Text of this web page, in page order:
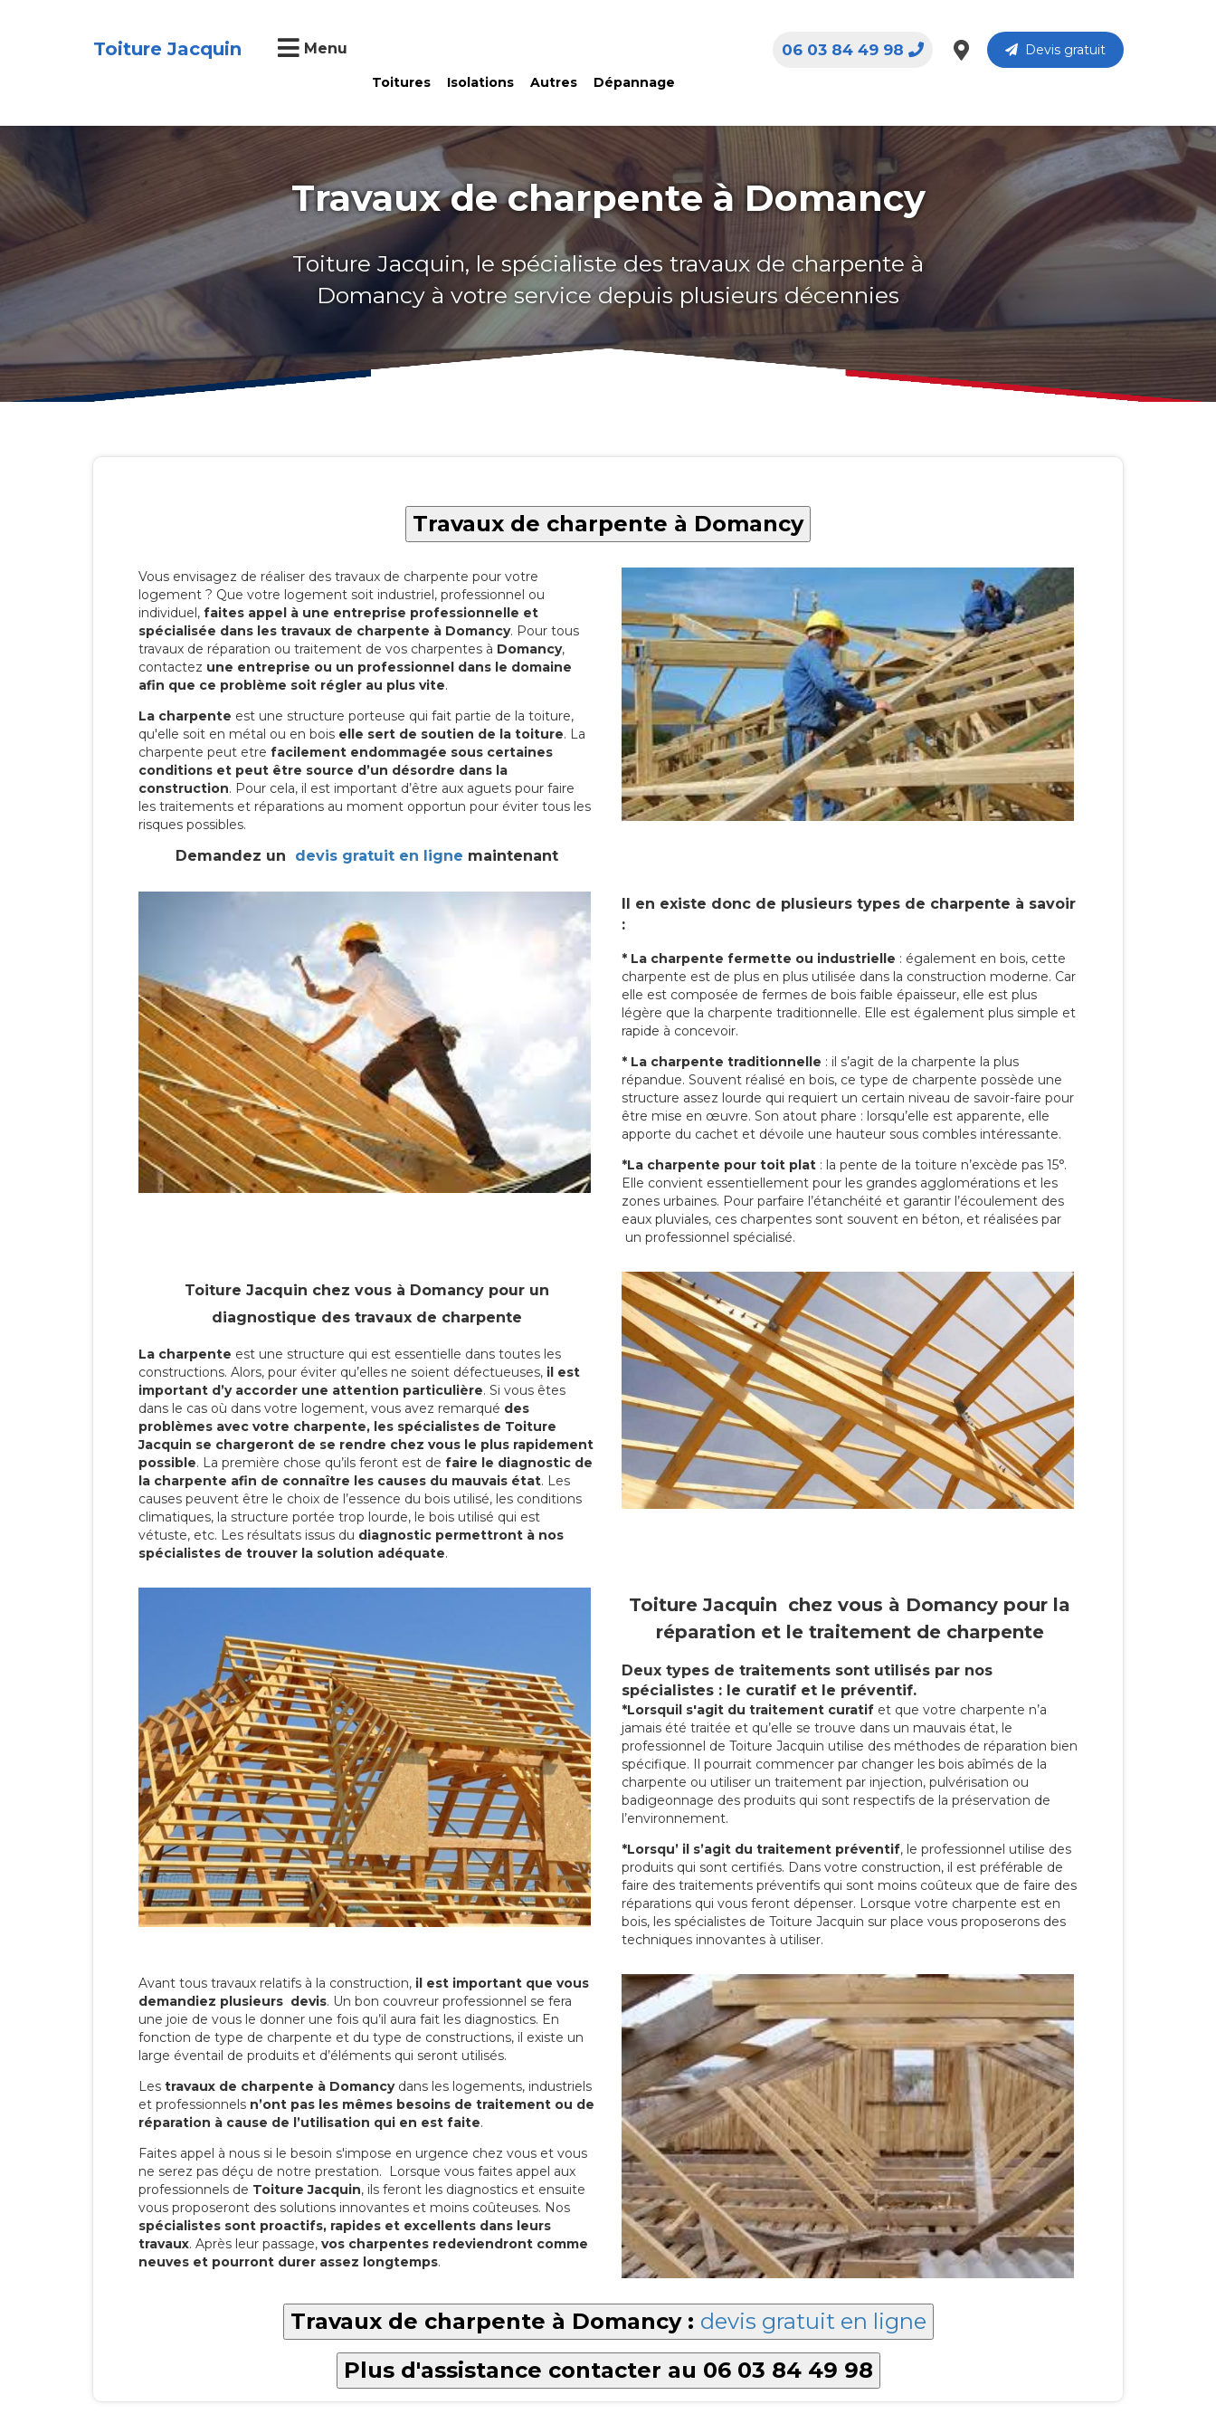
Toiture Jacquin Menu
Toitures Isolations Autres Dépannage
Devis gratuit
06 03 84 49 98
Travaux de charpente à Domancy
Toiture Jacquin, le spécialiste des travaux de charpente à
Domancy à votre service depuis plusieurs décennies
Travaux de charpente à Domancy
Vous envisagez de réaliser des travaux de charpente pour votre
logement ? Que votre logement soit industriel, professionnel ou
individuel, faites appel à une entreprise professionnelle et
spécialisée dans les travaux de charpente à Domancy. Pour tous
travaux de réparation ou traitement de vos charpentes à Domancy,
contactez une entreprise ou un professionnel dans le domaine
afin que ce problème soit régler au plus vite.
La charpente est une structure porteuse qui fait partie de la toiture,
qu'elle soit en métal ou en bois elle sert de soutien de la toiture. La
charpente peut etre facilement endommagée sous certaines
conditions et peut être source d’un désordre dans la
construction. Pour cela, il est important d’être aux aguets pour faire
les traitements et réparations au moment opportun pour éviter tous les
risques possibles.
Demandez un devis gratuit en ligne maintenant
Il en existe donc de plusieurs types de charpente à savoir
:
* La charpente fermette ou industrielle : également en bois, cette
charpente est de plus en plus utilisée dans la construction moderne. Car
elle est composée de fermes de bois faible épaisseur, elle est plus
légère que la charpente traditionnelle. Elle est également plus simple et
rapide à concevoir.
* La charpente traditionnelle : il s’agit de la charpente la plus
répandue. Souvent réalisé en bois, ce type de charpente possède une
structure assez lourde qui requiert un certain niveau de savoir-faire pour
être mise en œuvre. Son atout phare : lorsqu’elle est apparente, elle
apporte du cachet et dévoile une hauteur sous combles intéressante.
*La charpente pour toit plat : la pente de la toiture n’excède pas 15°.
Elle convient essentiellement pour les grandes agglomérations et les
zones urbaines. Pour parfaire l’étanchéité et garantir l’écoulement des
eaux pluviales, ces charpentes sont souvent en béton, et réalisées par
un professionnel spécialisé.
Toiture Jacquin chez vous à Domancy pour un
diagnostique des travaux de charpente
La charpente est une structure qui est essentielle dans toutes les
constructions. Alors, pour éviter qu’elles ne soient défectueuses, il est
important d’y accorder une attention particulière. Si vous êtes
dans le cas où dans votre logement, vous avez remarqué des
problèmes avec votre charpente, les spécialistes de Toiture
Jacquin se chargeront de se rendre chez vous le plus rapidement
possible. La première chose qu’ils feront est de faire le diagnostic de
la charpente afin de connaître les causes du mauvais état. Les
causes peuvent être le choix de l’essence du bois utilisé, les conditions
climatiques, la structure portée trop lourde, le bois utilisé qui est
vétuste, etc. Les résultats issus du diagnostic permettront à nos
spécialistes de trouver la solution adéquate.
Toiture Jacquin chez vous à Domancy pour la
réparation et le traitement de charpente
Deux types de traitements sont utilisés par nos
spécialistes : le curatif et le préventif.
*Lorsquil s'agit du traitement curatif et que votre charpente n’a
jamais été traitée et qu’elle se trouve dans un mauvais état, le
professionnel de Toiture Jacquin utilise des méthodes de réparation bien
spécifique. Il pourrait commencer par changer les bois abîmés de la
charpente ou utiliser un traitement par injection, pulvérisation ou
badigeonnage des produits qui sont respectifs de la préservation de
l’environnement.
*Lorsqu’ il s’agit du traitement préventif, le professionnel utilise des
produits qui sont certifiés. Dans votre construction, il est préférable de
faire des traitements préventifs qui sont moins coûteux que de faire des
réparations qui vous feront dépenser. Lorsque votre charpente est en
bois, les spécialistes de Toiture Jacquin sur place vous proposerons des
techniques innovantes à utiliser.
Avant tous travaux relatifs à la construction, il est important que vous
demandiez plusieurs devis. Un bon couvreur professionnel se fera
une joie de vous le donner une fois qu’il aura fait les diagnostics. En
fonction de type de charpente et du type de constructions, il existe un
large éventail de produits et d’éléments qui seront utilisés.
Les travaux de charpente à Domancydans les logements, industriels
et professionnels n’ont pas les mêmes besoins de traitement ou de
réparation à cause de l’utilisation qui en est faite.
Faites appel à nous si le besoin s'impose en urgence chez vous et vous
ne serez pas déçu de notre prestation. Lorsque vous faites appel aux
professionnels de Toiture Jacquin, ils feront les diagnostics et ensuite
vous proposeront des solutions innovantes et moins coûteuses. Nos
spécialistes sont proactifs, rapides et excellents dans leurs
travaux. Après leur passage, vos charpentes redeviendront comme
neuves et pourront durer assez longtemps.
Travaux de charpente à Domancy : devis gratuit en ligne
Plus d'assistance contacter au 06 03 84 49 98